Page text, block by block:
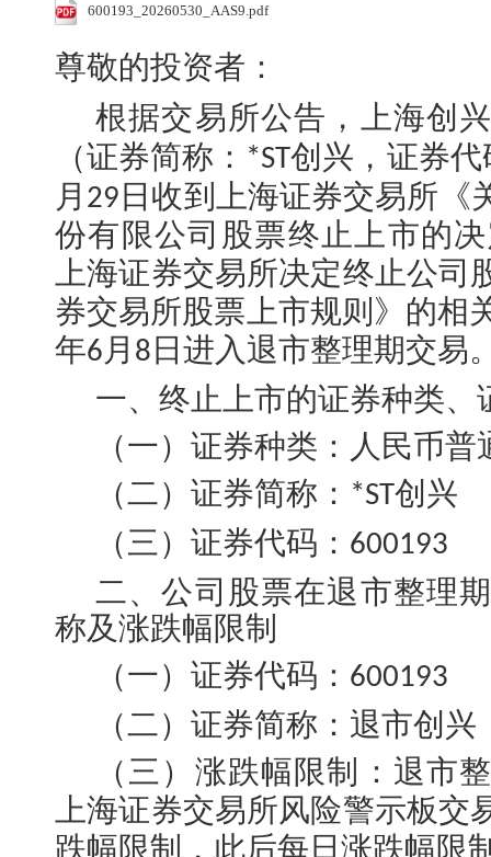
600193_20260530_AAS9.pdf
尊敬的投资者：
根据交易所公告，
上海创
（证券简称： *ST创兴 ，证券
月 29 日 收到上海证券交易所《
份有限公司股票终止上市的
上海证券交易所决定终止公
券交易所股票上市规则》的相
年6 月 8 日进入退市整理期交易
一、终止上市的证券种类、
（一）证券种类：人民币普
（二）证券简称： *ST创兴
（三）证券代码： 600193
二、公司股票在退市整理
称及涨跌幅限制
（一）证券代码： 600193
（二）证券简称：退市创兴
（三）涨跌幅限制： 退市
上海证券交易所风险警示板
跌幅限制，此后每日涨跌幅限